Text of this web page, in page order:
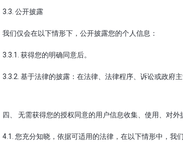
3.3. 公开披露
我们仅会在以下情形下，公开披露您的个人信息：
3.3.1. 获得您的明确同意后。
3.3.2. 基于法律的披露：在法律、法律程序、诉讼或政府
四、 无需获得您的授权同意的用户信息收集、使用、对外
4.1. 您充分知晓，依据可适用的法律，在以下情形中，我